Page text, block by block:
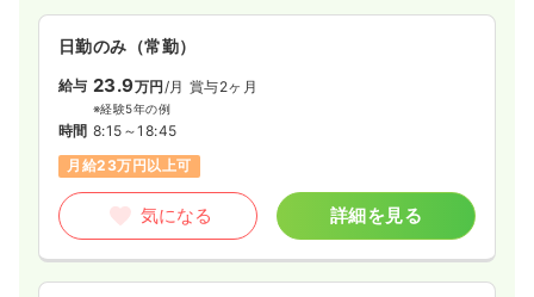
※一例
8:00～17:00
新卒可
第二新卒可
気になる 詳細を見る
日勤のみ（常勤）
給与 23.9万円/月 賞与2ヶ月
※経験5年の例
時間 8:15～18:45
月給23万円以上可
気になる 詳細を見る